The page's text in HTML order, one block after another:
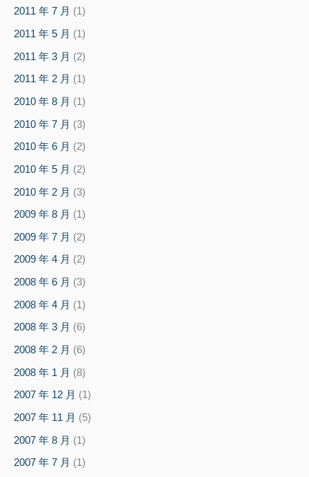
2011 年 7 月 (1)
2011 年 5 月 (1)
2011 年 3 月 (2)
2011 年 2 月 (1)
2010 年 8 月 (1)
2010 年 7 月 (3)
2010 年 6 月 (2)
2010 年 5 月 (2)
2010 年 2 月 (3)
2009 年 8 月 (1)
2009 年 7 月 (2)
2009 年 4 月 (2)
2008 年 6 月 (3)
2008 年 4 月 (1)
2008 年 3 月 (6)
2008 年 2 月 (6)
2008 年 1 月 (8)
2007 年 12 月 (1)
2007 年 11 月 (5)
2007 年 8 月 (1)
2007 年 7 月 (1)